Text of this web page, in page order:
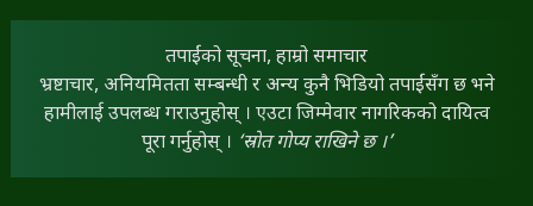
तपाईंको सूचना, हाम्रो समाचार
भ्रष्टाचार, अनियमितता सम्बन्धी र अन्य कुनै भिडियो तपाईंसँग छ भने
हामीलाई उपलब्ध गराउनुहोस् । एउटा जिम्मेवार नागरिकको दायित्व
पूरा गर्नुहोस् । ‘स्रोत गोप्य राखिने छ ।’